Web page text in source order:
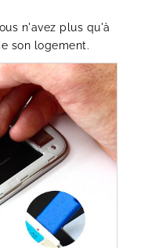
n'avez plus qu'à
son logement.